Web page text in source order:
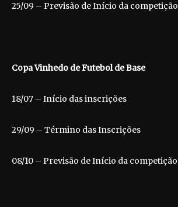
25/09 – Previsão de Início da competição
Copa Vinhedo de Futebol de Base
18/07 – Início das inscrições
29/09 – Término das Inscrições
08/10 – Previsão de Início da competição